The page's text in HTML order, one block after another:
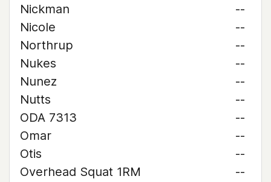
Nickman
--
Nicole
--
Northrup
--
Nukes
--
Nunez
--
Nutts
--
ODA 7313
--
Omar
--
Otis
--
Overhead Squat 1RM
--